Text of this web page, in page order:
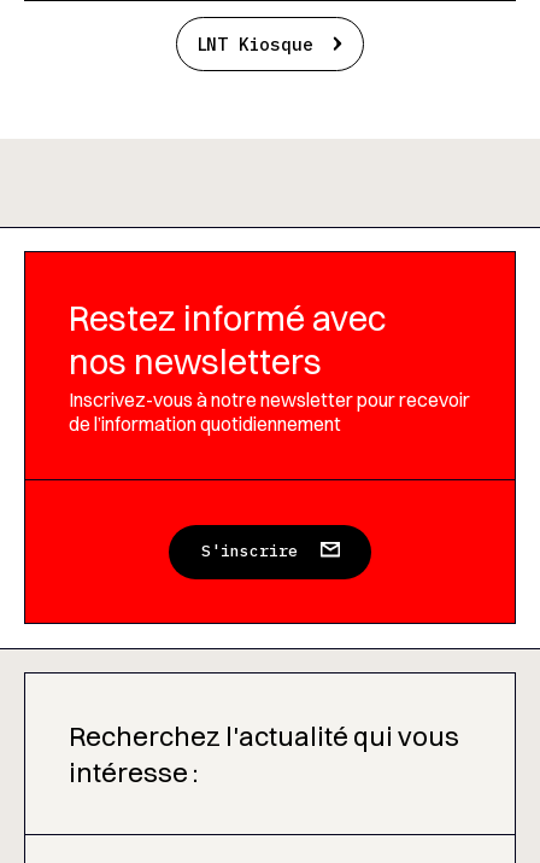
LNT Kiosque
Restez informé avec
nos newsletters
Inscrivez-vous à notre newsletter pour recevoir
de l’information quotidiennement
S'inscrire
Recherchez l'actualité qui vous
intéresse :